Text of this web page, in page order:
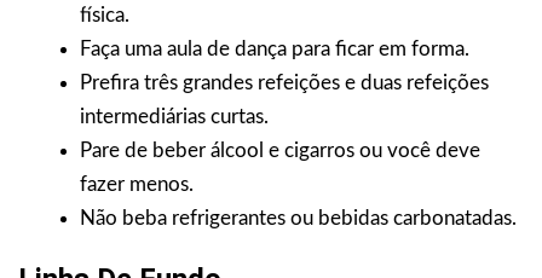
física.
Faça uma aula de dança para ficar em forma.
Prefira três grandes refeições e duas refeições
intermediárias curtas.
Pare de beber álcool e cigarros ou você deve
fazer menos.
Não beba refrigerantes ou bebidas carbonatadas.